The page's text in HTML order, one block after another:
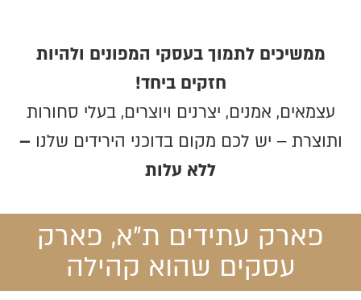
ממשיכים לתמוך בעסקי המפונים ולהיות
חזקים ביחד!
עצמאים, אמנים, יצרנים ויוצרים, בעלי סחורות
ותוצרת – יש לכם מקום בדוכני הירידים שלנו –
ללא עלות
פארק עתידים ת"א, פארק
עסקים שהוא קהילה